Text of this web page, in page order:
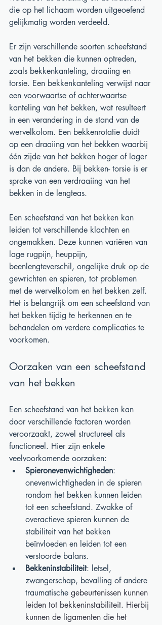
die op het lichaam worden uitgeoefend
gelijkmatig worden verdeeld.
Er zijn verschillende soorten scheefstand
van het bekken die kunnen optreden,
zoals bekkenkanteling, draaiing en
torsie. Een bekkenkanteling verwijst naar
een voorwaartse of achterwaartse
kanteling van het bekken, wat resulteert
in een verandering in de stand van de
wervelkolom. Een bekkenrotatie duidt
op een draaiing van het bekken waarbij
één zijde van het bekken hoger of lager
is dan de andere. Bij bekken- torsie is er
sprake van een verdraaiing van het
bekken in de lengteas.
Een scheefstand van het bekken kan
leiden tot verschillende klachten en
ongemakken. Deze kunnen variëren van
lage rugpijn, heuppijn,
beenlengteverschil, ongelijke druk op de
gewrichten en spieren, tot problemen
met de wervelkolom en het bekken zelf.
Het is belangrijk om een scheefstand van
het bekken tijdig te herkennen en te
behandelen om verdere complicaties te
voorkomen.
Oorzaken van een scheefstand
van het bekken
Een scheefstand van het bekken kan
door verschillende factoren worden
veroorzaakt, zowel structureel als
functioneel. Hier zijn enkele
veelvoorkomende oorzaken:
Spieronevenwichtigheden:
onevenwichtigheden in de spieren
rondom het bekken kunnen leiden
tot een scheefstand. Zwakke of
overactieve spieren kunnen de
stabiliteit van het bekken
beïnvloeden en leiden tot een
verstoorde balans.
Bekkeninstabiliteit: letsel,
zwangerschap, bevalling of andere
traumatische gebeurtenissen kunnen
leiden tot bekkeninstabiliteit. Hierbij
kunnen de ligamenten die het